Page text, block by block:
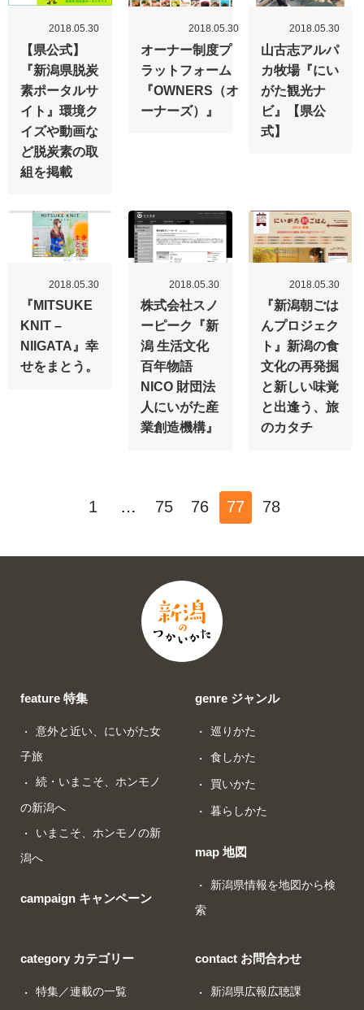
2018.05.30
【県公式】
『新潟県脱炭
素ポータルサ
イト』環境ク
イズや動画な
ど脱炭素の取
組を掲載
2018.05.30
オーナー制度プ
ラットフォーム
『OWNERS（オ
ーナーズ）』
2018.05.30
山古志アルパ
カ牧場『にい
がた観光ナ
ビ』【県公
式】
2018.05.30
『MITSUKE
KNIT –
NIIGATA』幸
せをまとう。
2018.05.30
株式会社スノ
ーピーク『新
潟 生活文化
百年物語
NICO 財団法
人にいがた産
業創造機構』
2018.05.30
『新潟朝ごは
んプロジェク
ト』新潟の食
文化の再発掘
と新しい味覚
と出逢う、旅
のカタチ
1 … 75 76 77 78
feature 特集
意外と近い、にいがた女
子旅
続・いまこそ、ホンモノ
の新潟へ
いまこそ、ホンモノの新
潟へ
campaign キャンペーン
genre ジャンル
巡りかた
食しかた
買いかた
暮らしかた
map 地図
新潟県情報を地図から検
索
category カテゴリー
特集／連載の一覧
contact お問合わせ
新潟県広報広聴課